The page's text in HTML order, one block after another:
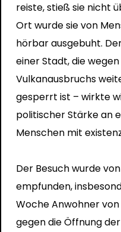
reiste, stieß sie nicht
Ort wurde sie von
hörbar ausgebuht.
einer Stadt, die
Vulkanausbruchs
gesperrt ist – wirkte
politischer Stärke an
Menschen mit
Der Besuch wurde
empfunden,
Woche Anwohner
gegen die Öffnung